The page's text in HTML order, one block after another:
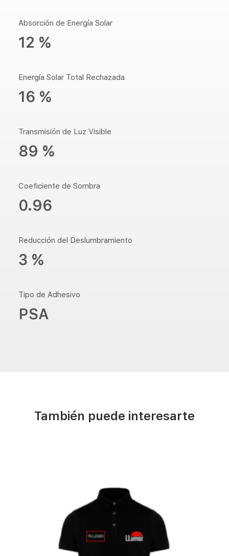
Absorción de Energía Solar
12 %
Energía Solar Total Rechazada
16 %
Transmisión de Luz Visible
89 %
Coeficiente de Sombra
0.96
Reducción del Deslumbramiento
3 %
Tipo de Adhesivo
PSA
También puede interesarte